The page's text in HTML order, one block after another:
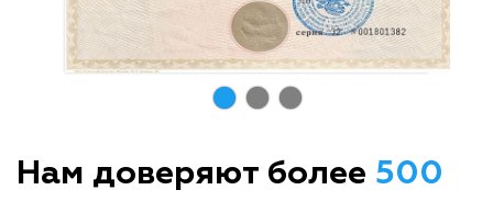
Нам доверяют более 500